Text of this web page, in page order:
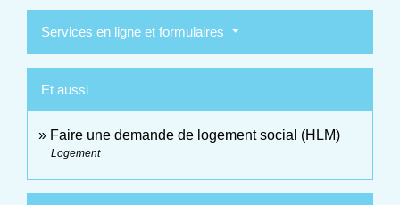
Services en ligne et formulaires
Et aussi
Faire une demande de logement social (HLM)
Logement